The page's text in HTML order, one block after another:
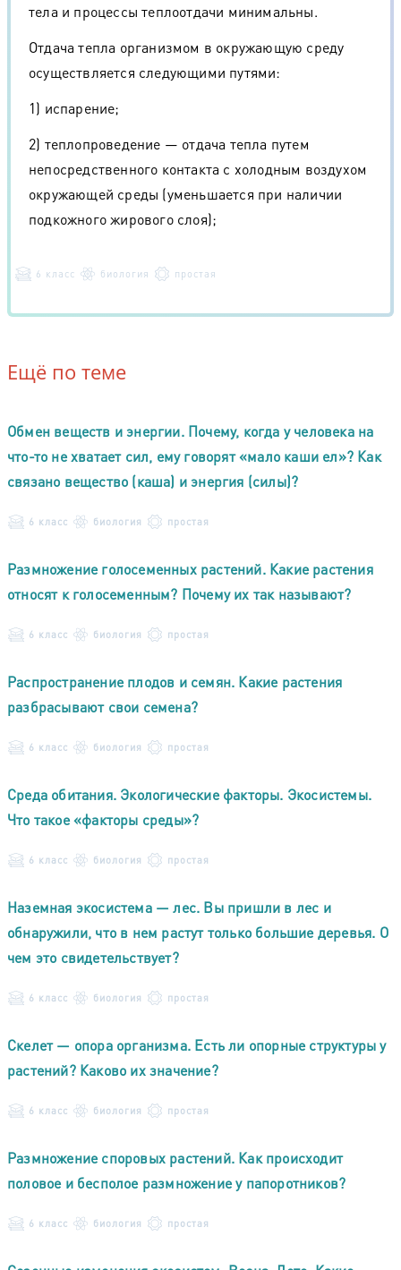
тела и процессы теплоотдачи минимальны.
Отдача тепла организмом в окружающую среду
осуществляется следующими путями:
1) испарение;
2) теплопроведение — отдача тепла путем
непосредственного контакта с холодным воздухом
окружающей среды (уменьшается при наличии
подкожного жирового слоя);
6 класс биология простая
Ещё по теме
Обмен веществ и энергии. Почему, когда у человека на
что-то не хватает сил, ему говорят «мало каши ел»? Как
связано вещество (каша) и энергия (силы)?
6 класс биология простая
Размножение голосеменных растений. Какие растения
относят к голосеменным? Почему их так называют?
6 класс биология простая
Распространение плодов и семян. Какие растения
разбрасывают свои семена?
6 класс биология простая
Среда обитания. Экологические факторы. Экосистемы.
Что такое «факторы среды»?
6 класс биология простая
Наземная экосистема — лес. Вы пришли в лес и
обнаружили, что в нем растут только большие деревья. О
чем это свидетельствует?
6 класс биология простая
Скелет — опора организма. Есть ли опорные структуры у
растений? Каково их значение?
6 класс биология простая
Размножение споровых растений. Как происходит
половое и бесполое размножение у папоротников?
6 класс биология простая